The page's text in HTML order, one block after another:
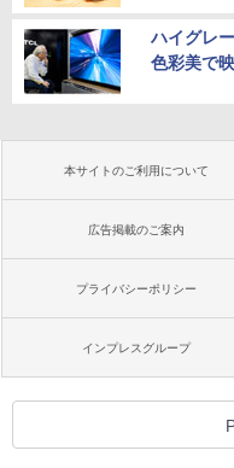
ハイグレ
色彩美で
本サイトのご利用について
広告掲載のご案内
プライバシーポリシー
インプレスグループ